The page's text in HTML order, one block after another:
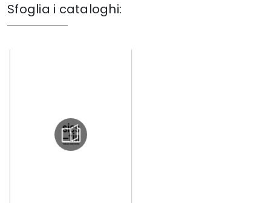
Sfoglia i cataloghi: